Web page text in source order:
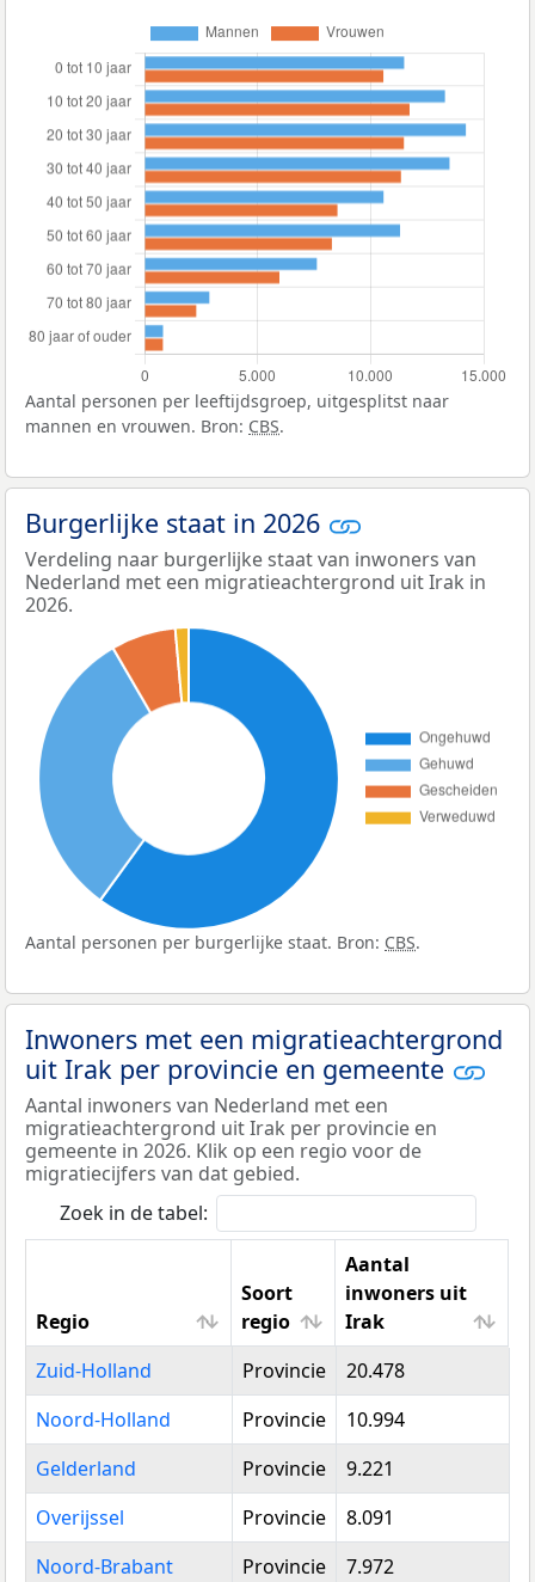
Aantal personen per leeftijdsgroep, uitgesplitst naar
mannen en vrouwen. Bron: CBS.
Burgerlijke staat in 2026
Verdeling naar burgerlijke staat van inwoners van
Nederland met een migratieachtergrond uit Irak in
2026.
Aantal personen per burgerlijke staat. Bron: CBS.
Inwoners met een migratieachtergrond
uit Irak per provincie en gemeente
Aantal inwoners van Nederland met een
migratieachtergrond uit Irak per provincie en
gemeente in 2026. Klik op een regio voor de
migratiecijfers van dat gebied.
Zoek in de tabel:
Regio
Soort
regio
Aantal
inwoners uit
Irak
Regio
Soort
regio
Aantal
inwoners uit
Irak
Zuid-Holland Provincie
20.478
Noord-Holland
Provincie
10.994
Gelderland
Provincie
9.221
Overijssel
Provincie
8.091
Noord-Brabant
Provincie
7.972